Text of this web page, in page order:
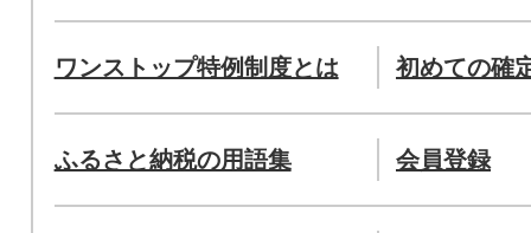
ワンストップ特例制度とは 初めての確
ふるさと納税の用語集 会員登録